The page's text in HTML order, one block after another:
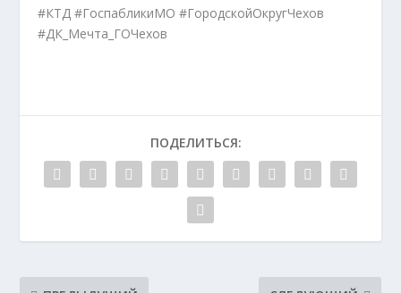
#КТД #ГоспабликиМО #ГородскойОкругЧехов
#ДК_Мечта_ГОЧехов
ПОДЕЛИТЬСЯ: